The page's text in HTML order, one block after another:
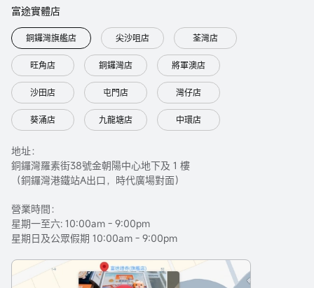
富途實體店
銅鑼灣旗艦店 尖沙咀店 荃灣店
旺角店 銅鑼灣店 將軍澳店
沙田店 屯門店 灣仔店
葵涌店 九龍塘店 中環店
地址：
銅鑼灣羅素街38號金朝陽中心地下及 1 樓
（銅鑼灣港鐵站A出口，時代廣場對面）
營業時間：
星期一至六: 10:00am - 9:00pm
星期日及公眾假期 10:00am - 9:00pm